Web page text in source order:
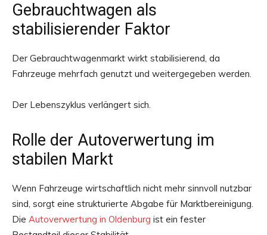
Gebrauchtwagen als
stabilisierender Faktor
Der Gebrauchtwagenmarkt wirkt stabilisierend, da
Fahrzeuge mehrfach genutzt und weitergegeben werden.
Der Lebenszyklus verlängert sich.
Rolle der Autoverwertung im
stabilen Markt
Wenn Fahrzeuge wirtschaftlich nicht mehr sinnvoll nutzbar
sind, sorgt eine strukturierte Abgabe für Marktbereinigung.
Die Autoverwertung in Oldenburg ist ein fester